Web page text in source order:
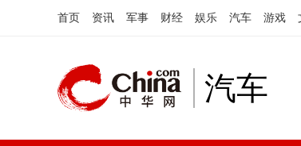
首页 资讯 军事 财经 娱乐 汽车 游戏
汽车